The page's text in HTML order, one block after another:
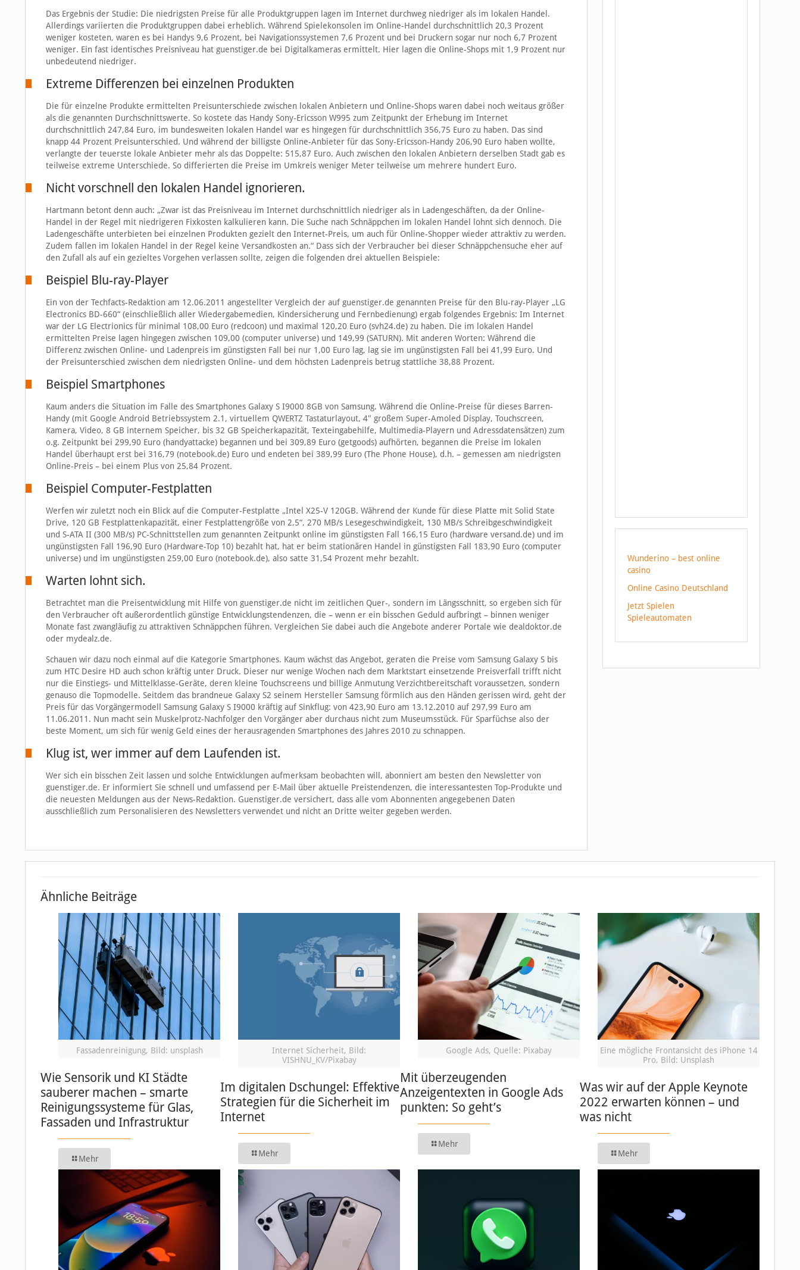
Das Ergebnis der Studie: Die niedrigsten Preise für alle Produktgruppen lagen im Internet durchweg niedriger als im lokalen Handel.
Allerdings variierten die Produktgruppen dabei erheblich. Während Spielekonsolen im Online-Handel durchschnittlich 20,3 Prozent
weniger kosteten, waren es bei Handys 9,6 Prozent, bei Navigationssystemen 7,6 Prozent und bei Druckern sogar nur noch 6,7 Prozent
weniger. Ein fast identisches Preisniveau hat guenstiger.de bei Digitalkameras ermittelt. Hier lagen die Online-Shops mit 1,9 Prozent nur
unbedeutend niedriger.
Extreme Differenzen bei einzelnen Produkten
Die für einzelne Produkte ermittelten Preisunterschiede zwischen lokalen Anbietern und Online-Shops waren dabei noch weitaus größer
als die genannten Durchschnittswerte. So kostete das Handy Sony-Ericsson W995 zum Zeitpunkt der Erhebung im Internet
durchschnittlich 247,84 Euro, im bundesweiten lokalen Handel war es hingegen für durchschnittlich 356,75 Euro zu haben. Das sind
knapp 44 Prozent Preisunterschied. Und während der billigste Online-Anbieter für das Sony-Ericsson-Handy 206,90 Euro haben wollte,
verlangte der teuerste lokale Anbieter mehr als das Doppelte: 515,87 Euro. Auch zwischen den lokalen Anbietern derselben Stadt gab es
teilweise extreme Unterschiede. So differierten die Preise im Umkreis weniger Meter teilweise um mehrere hundert Euro.
Nicht vorschnell den lokalen Handel ignorieren.
Hartmann betont denn auch: „Zwar ist das Preisniveau im Internet durchschnittlich niedriger als in Ladengeschäften, da der Online-
Handel in der Regel mit niedrigeren Fixkosten kalkulieren kann. Die Suche nach Schnäppchen im lokalen Handel lohnt sich dennoch. Die
Ladengeschäfte unterbieten bei einzelnen Produkten gezielt den Internet-Preis, um auch für Online-Shopper wieder attraktiv zu werden.
Zudem fallen im lokalen Handel in der Regel keine Versandkosten an.“ Dass sich der Verbraucher bei dieser Schnäppchensuche eher auf
den Zufall als auf ein gezieltes Vorgehen verlassen sollte, zeigen die folgenden drei aktuellen Beispiele:
Beispiel Blu-ray-Player
Ein von der Techfacts-Redaktion am 12.06.2011 angestellter Vergleich der auf guenstiger.de genannten Preise für den Blu-ray-Player „LG
Electronics BD-660“ (einschließlich aller Wiedergabemedien, Kindersicherung und Fernbedienung) ergab folgendes Ergebnis: Im Internet
war der LG Electrionics für minimal 108,00 Euro (redcoon) und maximal 120,20 Euro (svh24.de) zu haben. Die im lokalen Handel
ermittelten Preise lagen hingegen zwischen 109,00 (computer universe) und 149,99 (SATURN). Mit anderen Worten: Während die
Differenz zwischen Online- und Ladenpreis im günstigsten Fall bei nur 1,00 Euro lag, lag sie im ungünstigsten Fall bei 41,99 Euro. Und
der Preisunterschied zwischen dem niedrigsten Online- und dem höchsten Ladenpreis betrug stattliche 38,88 Prozent.
Beispiel Smartphones
Kaum anders die Situation im Falle des Smartphones Galaxy S I9000 8GB von Samsung. Während die Online-Preise für dieses Barren-
Handy (mit Google Android Betriebssystem 2.1, virtuellem QWERTZ Tastaturlayout, 4″ großem Super-Amoled Display, Touchscreen,
Kamera, Video, 8 GB internem Speicher, bis 32 GB Speicherkapazität, Texteingabehilfe, Multimedia-Playern und Adressdatensätzen) zum
o.g. Zeitpunkt bei 299,90 Euro (handyattacke) begannen und bei 309,89 Euro (getgoods) aufhörten, begannen die Preise im lokalen
Handel überhaupt erst bei 316,79 (notebook.de) Euro und endeten bei 389,99 Euro (The Phone House), d.h. – gemessen am niedrigsten
Online-Preis – bei einem Plus von 25,84 Prozent.
Beispiel Computer-Festplatten
Werfen wir zuletzt noch ein Blick auf die Computer-Festplatte „Intel X25-V 120GB. Während der Kunde für diese Platte mit Solid State
Drive, 120 GB Festplattenkapazität, einer Festplattengröße von 2,5“, 270 MB/s Lesegeschwindigkeit, 130 MB/s Schreibgeschwindigkeit
und S-ATA II (300 MB/s) PC-Schnittstellen zum genannten Zeitpunkt online im günstigsten Fall 166,15 Euro (hardware versand.de) und im
ungünstigsten Fall 196,90 Euro (Hardware-Top 10) bezahlt hat, hat er beim stationären Handel in günstigsten Fall 183,90 Euro (computer
universe) und im ungünstigsten 259,00 Euro (notebook.de), also satte 31,54 Prozent mehr bezahlt.
Warten lohnt sich.
Betrachtet man die Preisentwicklung mit Hilfe von guenstiger.de nicht im zeitlichen Quer-, sondern im Längsschnitt, so ergeben sich für
den Verbraucher oft außerordentlich günstige Entwicklungstendenzen, die – wenn er ein bisschen Geduld aufbringt – binnen weniger
Monate fast zwangläufig zu attraktiven Schnäppchen führen. Vergleichen Sie dabei auch die Angebote anderer Portale wie dealdoktor.de
oder mydealz.de.
Schauen wir dazu noch einmal auf die Kategorie Smartphones. Kaum wächst das Angebot, geraten die Preise vom Samsung Galaxy S bis
zum HTC Desire HD auch schon kräftig unter Druck. Dieser nur wenige Wochen nach dem Marktstart einsetzende Preisverfall trifft nicht
nur die Einstiegs- und Mittelklasse-Geräte, deren kleine Touchscreens und billige Anmutung Verzichtbereitschaft voraussetzen, sondern
genauso die Topmodelle. Seitdem das brandneue Galaxy S2 seinem Hersteller Samsung förmlich aus den Händen gerissen wird, geht der
Preis für das Vorgängermodell Samsung Galaxy S I9000 kräftig auf Sinkflug: von 423,90 Euro am 13.12.2010 auf 297,99 Euro am
11.06.2011. Nun macht sein Muskelprotz-Nachfolger den Vorgänger aber durchaus nicht zum Museumsstück. Für Sparfüchse also der
beste Moment, um sich für wenig Geld eines der herausragenden Smartphones des Jahres 2010 zu schnappen.
Klug ist, wer immer auf dem Laufenden ist.
Wer sich ein bisschen Zeit lassen und solche Entwicklungen aufmerksam beobachten will, abonniert am besten den Newsletter von
guenstiger.de. Er informiert Sie schnell und umfassend per E-Mail über aktuelle Preistendenzen, die interessantesten Top-Produkte und
die neuesten Meldungen aus der News-Redaktion. Guenstiger.de versichert, dass alle vom Abonnenten angegebenen Daten
ausschließlich zum Personalisieren des Newsletters verwendet und nicht an Dritte weiter gegeben werden.
Wunderino – best online
casino
Online Casino Deutschland
Jetzt Spielen
Spieleautomaten
Ähnliche Beiträge
Fassadenreinigung, Bild: unsplash
Wie Sensorik und KI Städte
sauberer machen – smarte
Reinigungssysteme für Glas,
Fassaden und Infrastruktur
Mehr
Internet Sicherheit, Bild:
VISHNU_KV/Pixabay
Im digitalen Dschungel: Effektive
Strategien für die Sicherheit im
Internet
Mehr
Google Ads, Quelle: Pixabay
Mit überzeugenden
Anzeigentexten in Google Ads
punkten: So geht’s
Mehr
Eine mögliche Frontansicht des iPhone 14
Pro, Bild: Unsplash
Was wir auf der Apple Keynote
2022 erwarten können – und
was nicht
Mehr